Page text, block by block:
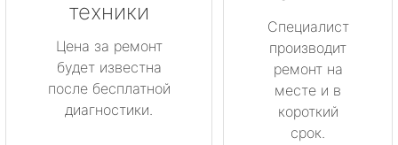
техники
Цена за ремонт
будет известна
после бесплатной
диагностики.
Специалист
производит
ремонт на
месте и в
короткий
срок.